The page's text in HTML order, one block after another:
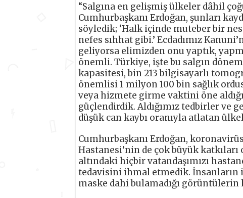
“Salgına en gelişmiş ülkeler dâhil
Cumhurbaşkanı Erdoğan, şunları
söyledik; ‘Halk içinde muteber bir
nefes sıhhat gibi.’ Ecdadımız
geliyorsa elimizden onu yaptık,
önemli. Türkiye, işte bu salgın
kapasitesi, bin 213 bilgisayarlı
önemlisi 1 milyon 100 bin sağlık
veya hizmete girme vaktini öne
güçlendirdik. Aldığımız tedbirler ve
düşük can kaybı oranıyla atlatan
Cumhurbaşkanı Erdoğan,
Hastanesi’nin de çok büyük
altındaki hiçbir vatandaşımızı
tedavisini ihmal etmedik. İnsanların
maske dahi bulamadığı